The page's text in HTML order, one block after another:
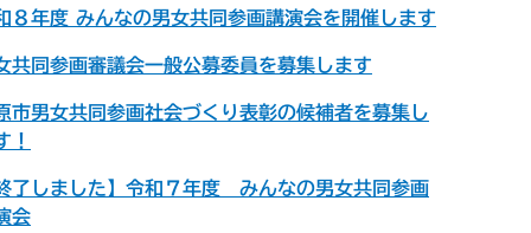
８年度 みんなの男女共同参画講演会を開催します
共同参画審議会一般公募委員を募集します
市男女共同参画社会づくり表彰の候補者を募集し
！
了しました】令和７年度 みんなの男女共同参画
会